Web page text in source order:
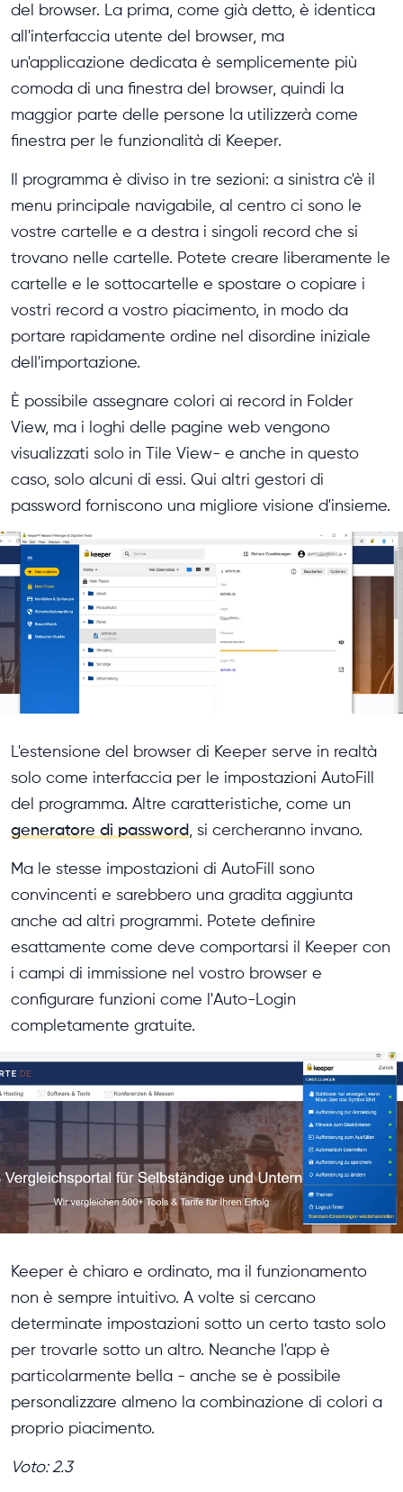
del browser. La prima, come già detto, è identica
all'interfaccia utente del browser, ma
un'applicazione dedicata è semplicemente più
comoda di una finestra del browser, quindi la
maggior parte delle persone la utilizzerà come
finestra per le funzionalità di Keeper.
Il programma è diviso in tre sezioni: a sinistra c'è il
menu principale navigabile, al centro ci sono le
vostre cartelle e a destra i singoli record che si
trovano nelle cartelle. Potete creare liberamente le
cartelle e le sottocartelle e spostare o copiare i
vostri record a vostro piacimento, in modo da
portare rapidamente ordine nel disordine iniziale
dell'importazione.
È possibile assegnare colori ai record in Folder
View, ma i loghi delle pagine web vengono
visualizzati solo in Tile View- e anche in questo
caso, solo alcuni di essi. Qui altri gestori di
password forniscono una migliore visione d'insieme.
L'estensione del browser di Keeper serve in realtà
solo come interfaccia per le impostazioni AutoFill
del programma. Altre caratteristiche, come un
generatore di password, si cercheranno invano.
Ma le stesse impostazioni di AutoFill sono
convincenti e sarebbero una gradita aggiunta
anche ad altri programmi. Potete definire
esattamente come deve comportarsi il Keeper con
i campi di immissione nel vostro browser e
configurare funzioni come l'Auto-Login
completamente gratuite.
Keeper è chiaro e ordinato, ma il funzionamento
non è sempre intuitivo. A volte si cercano
determinate impostazioni sotto un certo tasto solo
per trovarle sotto un altro. Neanche l'app è
particolarmente bella - anche se è possibile
personalizzare almeno la combinazione di colori a
proprio piacimento.
Voto: 2.3